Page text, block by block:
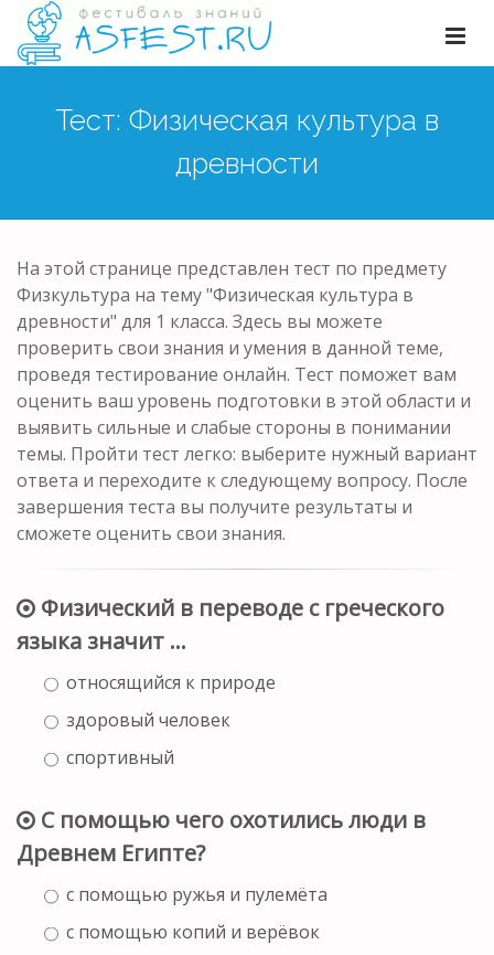
Тест: Физическая культура в
древности
На этой странице представлен тест по предмету
Физкультура на тему "Физическая культура в
древности" для 1 класса. Здесь вы можете
проверить свои знания и умения в данной теме,
проведя тестирование онлайн. Тест поможет вам
оценить ваш уровень подготовки в этой области и
выявить сильные и слабые стороны в понимании
темы. Пройти тест легко: выберите нужный вариант
ответа и переходите к следующему вопросу. После
завершения теста вы получите результаты и
сможете оценить свои знания.
Физический в переводе с греческого
языка значит ...
относящийся к природе
здоровый человек
спортивный
С помощью чего охотились люди в
Древнем Египте?
с помощью ружья и пулемёта
с помощью копий и верёвок